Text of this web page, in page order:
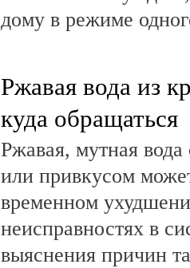
дому в режиме
Ржавая вода из
куда обращаться
Ржавая, мутная
или привкусом
временном
неисправностях в
выяснения причин